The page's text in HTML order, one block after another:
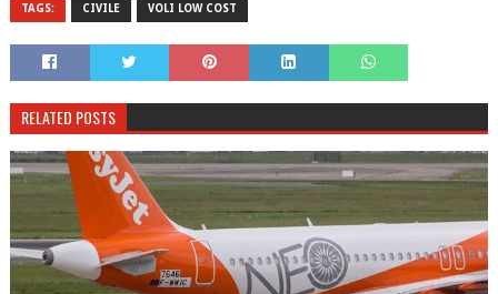
TAGS: CIVILE VOLI LOW COST
RELATED POSTS